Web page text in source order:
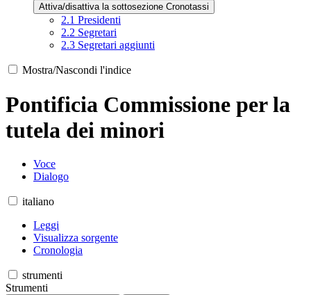
Attiva/disattiva la sottosezione Cronotassi
2.1 Presidenti
2.2 Segretari
2.3 Segretari aggiunti
Mostra/Nascondi l'indice
Pontificia Commissione per la
tutela dei minori
Voce
Dialogo
italiano
Leggi
Visualizza sorgente
Cronologia
strumenti
Strumenti